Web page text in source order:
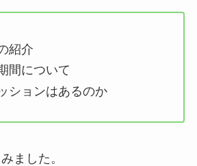
紹介
間について
ションはあるのか
ました。